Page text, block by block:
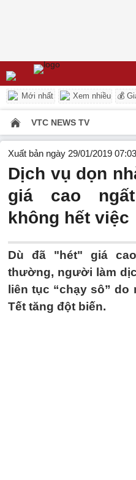
Mới nhất Xem nhiều 💰
VTC NEWS TV
Xuất bản ngày 29/01/2019
Dịch vụ dọn
giá cao
không hết việc
Dù đã "hét" giá
thường, người làm
liên tục “chạy sô”
Tết tăng đột biến.